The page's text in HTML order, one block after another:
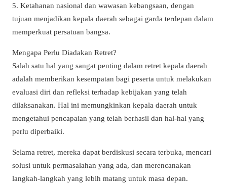
5. Ketahanan nasional dan wawasan kebangsaan, dengan
tujuan menjadikan kepala daerah sebagai garda terdepan dalam
memperkuat persatuan bangsa.
Mengapa Perlu Diadakan Retret?
Salah satu hal yang sangat penting dalam retret kepala daerah
adalah memberikan kesempatan bagi peserta untuk melakukan
evaluasi diri dan refleksi terhadap kebijakan yang telah
dilaksanakan. Hal ini memungkinkan kepala daerah untuk
mengetahui pencapaian yang telah berhasil dan hal-hal yang
perlu diperbaiki.
Selama retret, mereka dapat berdiskusi secara terbuka, mencari
solusi untuk permasalahan yang ada, dan merencanakan
langkah-langkah yang lebih matang untuk masa depan.